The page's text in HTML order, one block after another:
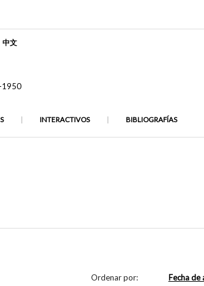
中文
INTERACTIVOS BIBLIOGRAFÍAS
Ordenar por: Fecha de